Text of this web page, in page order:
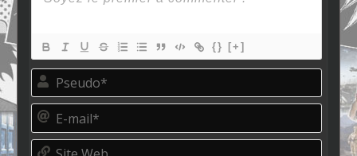
{} [+]
P
e
d
o
E
m
S